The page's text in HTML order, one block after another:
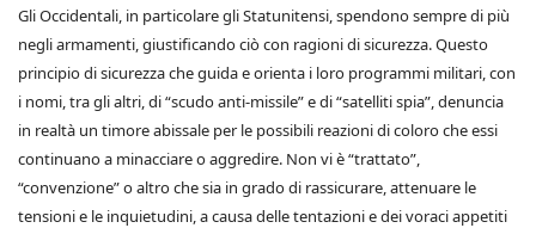
Gli Occidentali, in particolare gli Statunitensi, spendono sempre di più
negli armamenti, giustificando ciò con ragioni di sicurezza. Questo
principio di sicurezza che guida e orienta i loro programmi militari, con
i nomi, tra gli altri, di “scudo anti-missile” e di “satelliti spia”, denuncia
in realtà un timore abissale per le possibili reazioni di coloro che essi
continuano a minacciare o aggredire. Non vi è “trattato”,
“convenzione” o altro che sia in grado di rassicurare, attenuare le
tensioni e le inquietudini, a causa delle tentazioni e dei voraci appetiti